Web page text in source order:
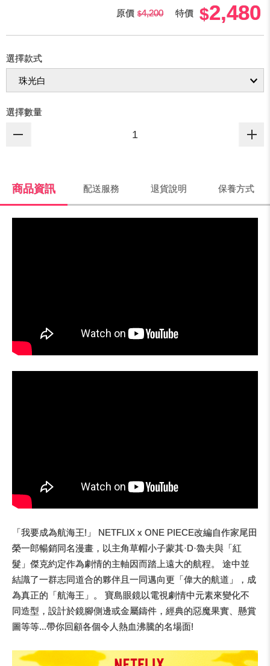
原價 4,200 特價 2,480
選擇款式
選擇數量
商品資訊 配送服務 退貨說明 保養方式
「我要成為航海王!」 NETFLIX x ONE PIECE改編自作家尾田
榮一郎暢銷同名漫畫，以主角草帽小子蒙其·D·魯夫與「紅
髮」傑克約定作為劇情的主軸因而踏上遠大的航程。 途中並
結識了一群志同道合的夥伴且一同邁向更「偉大的航道」，成
為真正的「航海王」。 寶島眼鏡以電視劇情中元素來變化不
同造型，設計於鏡腳側邊或金屬鑄件，經典的惡魔果實、懸賞
圖等等...帶你回顧各個令人熱血沸騰的名場面!